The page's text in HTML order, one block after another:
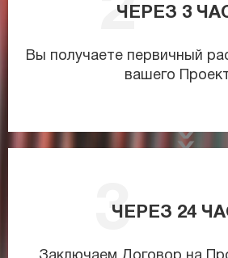
ЧЕРЕЗ 3
Вы получаете первичный
вашего
ЧЕРЕЗ 24